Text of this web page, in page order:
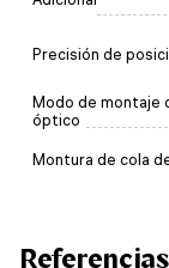
Precisión de
Modo de montaje
óptico
Montura de cola
Referencias